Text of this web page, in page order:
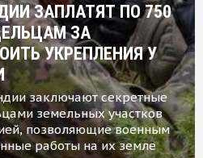
ЗАПЛАТЯТ ПО 750
ЗА
УКРЕПЛЕНИЯ У
заключают секретные
земельных участков
позволяющие военным
работы на их земле